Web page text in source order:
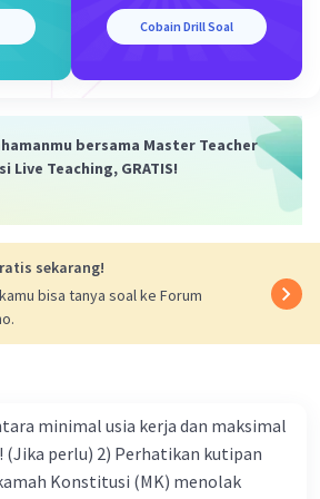
Iklan
Menggunakan magnet.
: Jika nenek kehilangan jarum jahit
karpet bulu domba yang tebal, salah
magnet. Magnet akan menarik
pada magnet dan mudah
Cobain Drill Soal
bersama Master Teacher
Live Teaching, GRATIS!
sekarang!
bisa tanya soal ke Forum
minimal usia kerja dan maksimal
(Jika perlu) 2) Perhatikan kutipan
Konstitusi (MK) menolak